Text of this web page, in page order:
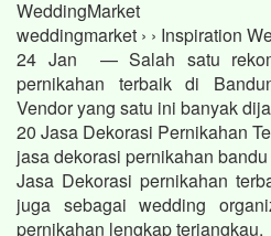
WeddingMarket
weddingmarket › › Inspiration
24 Jan — Salah satu
pernikahan terbaik di
Vendor yang satu ini banyak
20 Jasa Dekorasi Pernikahan
jasa dekorasi pernikahan bandu
Jasa Dekorasi pernikahan
juga sebagai wedding
pernikahan lengkap terjangkau.